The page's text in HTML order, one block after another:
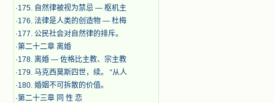
·175. 自然律被视为禁忌 — 枢机主
·176. 法律是人类的创造物 — 杜梅
·177. 公民社会对自然律的排斥。
·第二十二章 离婚
·178. 离婚 — 佐格比主教、宗主教
·179. 马克西莫斯四世，续。 “从人
·180. 婚姻不可拆散的价值。
·第二十三章 同 性 恋